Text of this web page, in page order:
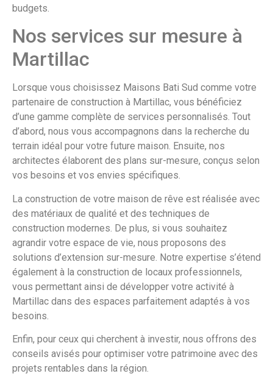
budgets.
Nos services sur mesure à
Martillac
Lorsque vous choisissez Maisons Bati Sud comme votre
partenaire de construction à Martillac, vous bénéficiez
d’une gamme complète de services personnalisés. Tout
d’abord, nous vous accompagnons dans la recherche du
terrain idéal pour votre future maison. Ensuite, nos
architectes élaborent des plans sur-mesure, conçus selon
vos besoins et vos envies spécifiques.
La construction de votre maison de rêve est réalisée avec
des matériaux de qualité et des techniques de
construction modernes. De plus, si vous souhaitez
agrandir votre espace de vie, nous proposons des
solutions d’extension sur-mesure. Notre expertise s’étend
également à la construction de locaux professionnels,
vous permettant ainsi de développer votre activité à
Martillac dans des espaces parfaitement adaptés à vos
besoins.
Enfin, pour ceux qui cherchent à investir, nous offrons des
conseils avisés pour optimiser votre patrimoine avec des
projets rentables dans la région.